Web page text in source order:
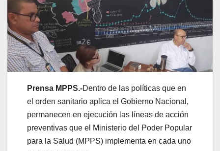
Prensa MPPS.-Dentro de las políticas que en
el orden sanitario aplica el Gobierno Nacional,
permanecen en ejecución las líneas de acción
preventivas que el Ministerio del Poder Popular
para la Salud (MPPS) implementa en cada uno